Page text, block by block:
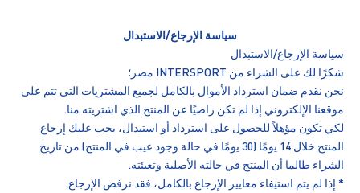
سياسة الإرجاع/الاستبدال
سياسة الإرجاع/الاستبدال
شكرًا لك على الشراء من INTERSPORT مصر؛
نحن نقدم ضمان استرداد الأموال بالكامل لجميع المشتريات التي تتم على
موقعنا الإلكتروني إذا لم تكن راضيًا عن المنتج الذي اشتريته منا.
لكي تكون مؤهلاً للحصول على استرداد أو استبدال، يجب عليك إرجاع
المنتج خلال 14 يومًا (30 يومًا في حالة وجود عيب في المنتج) من تاريخ
الشراء طالما أن المنتج في حالته الأصلية وتعبئته.
* إذا لم يتم استيفاء معايير الإرجاع بالكامل، فقد نرفض الإرجاع.